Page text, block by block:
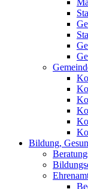
Bildung,